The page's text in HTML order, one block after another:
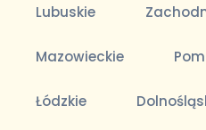
Lubuskie
Mazowieckie
Łódzkie